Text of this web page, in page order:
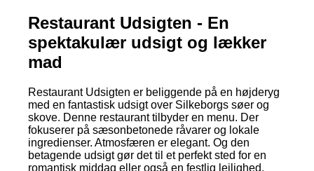
Restaurant Udsigten - En
spektakulær udsigt og lækker
mad
Restaurant Udsigten er beliggende på en højderyg
med en fantastisk udsigt over Silkeborgs søer og
skove. Denne restaurant tilbyder en menu. Der
fokuserer på sæsonbetonede råvarer og lokale
ingredienser. Atmosfæren er elegant. Og den
betagende udsigt gør det til et perfekt sted for en
romantisk middag eller også en festlig lejlighed.